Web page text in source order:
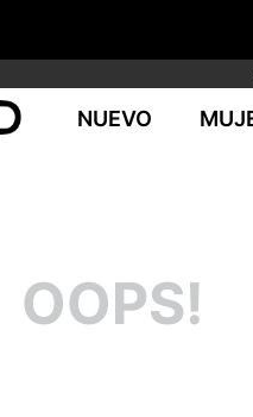
NUEVO
OOPS!